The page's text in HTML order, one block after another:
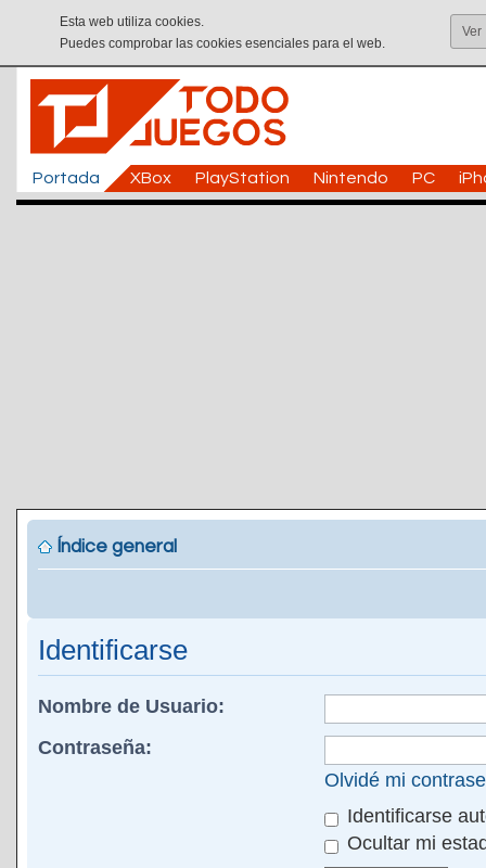
Esta web utiliza cookies.
Puedes comprobar las cookies esenciales para el web.
Ver
Portada XBox PlayStation Nintendo PC
Índice general
Identificarse
Nombre de Usuario:
Contraseña:
Olvidé mi
Identificarse
Ocultar mi